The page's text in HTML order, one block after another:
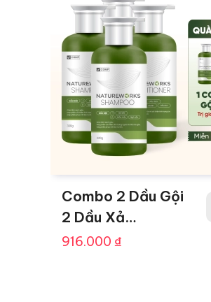
Combo 2 Dầu Gội
2 Dầu Xả
Natureworks Tặng
916.000 ₫